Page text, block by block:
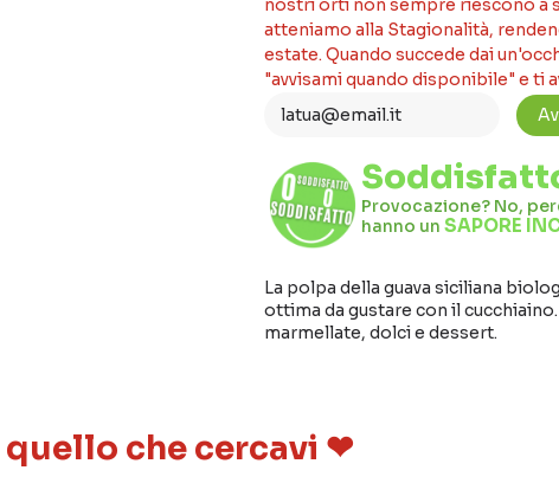
nostri orti non sempre riescono a
atteniamo alla Stagionalità,
estate. Quando succede dai
"avvisami quando disponibile" e ti
Provocazione? No,
hanno un SAPORE
La polpa della guava siciliana
ottima da gustare con il
marmellate, dolci e dessert.
che cercavi ❤